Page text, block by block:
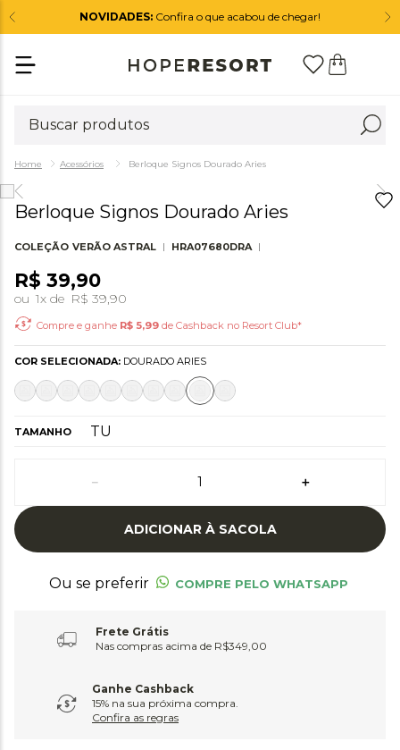
NOVIDADES: Confira o que acabou de chegar!
Acessórios Berloque Signos Dourado Aries
Berloque Signos Dourado Aries
COLEÇÃO VERÃO ASTRAL HRA07680DRA
R$ 39,90
ou 1x de R$ 39,90
Compre e ganhe R$ 5,99 de Cashback no Resort Club*
COR SELECIONADA: DOURADO ARIES
TAMANHO TU
＋
－
ADICIONAR À SACOLA
Ou se preferir COMPRE PELO WHATSAPP
Frete Grátis
Nas compras acima de R$349,00
Ganhe Cashback
15% na sua próxima compra.
Confira as regras